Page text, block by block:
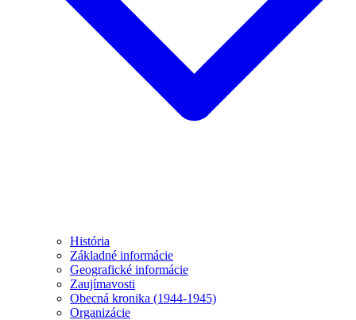
História
Základné informácie
Geografické informácie
Zaujímavosti
Obecná kronika (1944-1945)
Organizácie